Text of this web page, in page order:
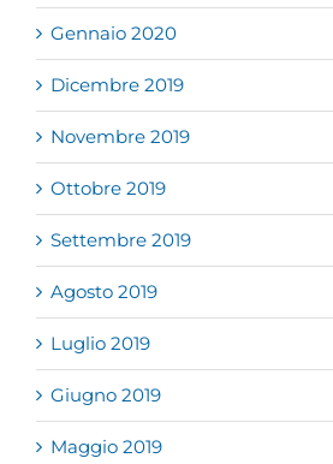
Gennaio 2020
Dicembre 2019
Novembre 2019
Ottobre 2019
Settembre 2019
Agosto 2019
Luglio 2019
Giugno 2019
Maggio 2019